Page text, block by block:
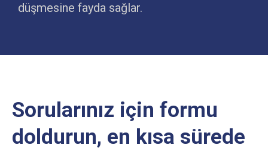
düşmesine fayda sağlar.
Sorularınız için formu
doldurun, en kısa sürede